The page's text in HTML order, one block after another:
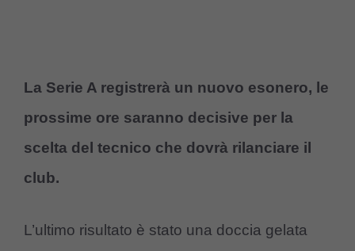
La Serie A registrerà un nuovo esonero, le
prossime ore saranno decisive per la
scelta del tecnico che dovrà rilanciare il
club.
L’ultimo risultato è stato una doccia gelata